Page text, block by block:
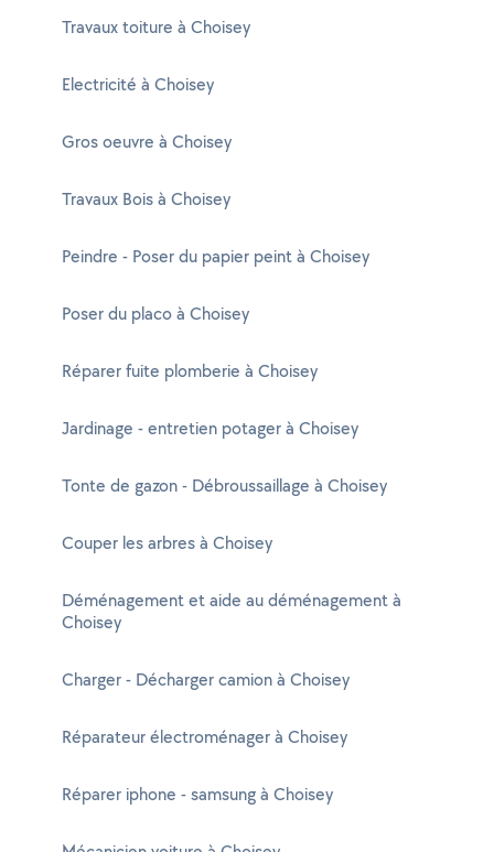
Travaux toiture à Choisey
Electricité à Choisey
Gros oeuvre à Choisey
Travaux Bois à Choisey
Peindre - Poser du papier peint à Choisey
Poser du placo à Choisey
Réparer fuite plomberie à Choisey
Jardinage - entretien potager à Choisey
Tonte de gazon - Débroussaillage à Choisey
Couper les arbres à Choisey
Déménagement et aide au déménagement à
Choisey
Charger - Décharger camion à Choisey
Réparateur électroménager à Choisey
Réparer iphone - samsung à Choisey